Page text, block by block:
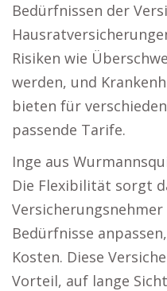
Bedürfnissen der
Risiken wie
werden, und
bieten für
passende Tarife.
Inge aus
Die Flexibilität sorgt
Bedürfnisse
Kosten. Diese
Vorteil, auf lange